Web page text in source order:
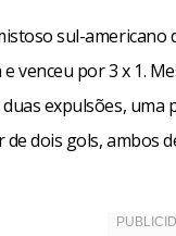
sul-
e venceu por 3 x 1.
expulsões, uma
dois gols, ambos